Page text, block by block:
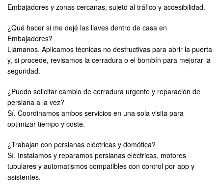
Embajadores y zonas cercanas, sujeto al tráfico y accesibilidad.
¿Qué hacer si me dejé las llaves dentro de casa en
Embajadores?
Llámanos. Aplicamos técnicas no destructivas para abrir la puerta
y, si procede, revisamos la cerradura o el bombín para mejorar la
seguridad.
¿Puedo solicitar cambio de cerradura urgente y reparación de
persiana a la vez?
Sí. Coordinamos ambos servicios en una sola visita para
optimizar tiempo y coste.
¿Trabajan con persianas eléctricas y domótica?
Sí. Instalamos y reparamos persianas eléctricas, motores
tubulares y automatismos compatibles con control por app y
asistentes.